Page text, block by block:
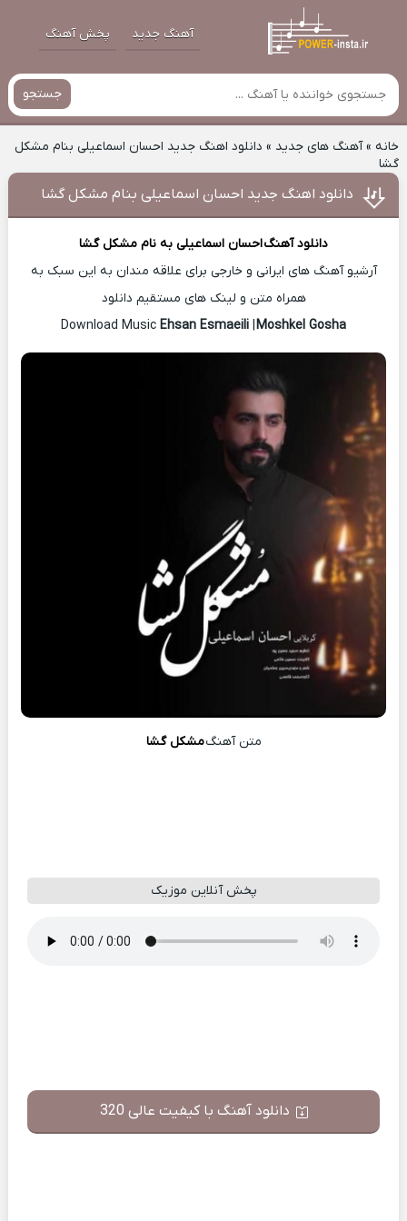
آهنگ جدید پخش آهنگ
جستجو
خانه»آهنگ های جدید » دانلود اهنگ جدید احسان اسماعیلی بنام مشکل
گشا
دانلود اهنگ جدید احسان اسماعیلی بنام مشکل گشا
دانلود آهنگاحسان اسماعیلی به نام مشکل گشا
آرشیو آهنگ های ایرانی و خارجی برای علاقه مندان به این سبک به
همراه متن و لینک های مستقیم دانلود
Download Music
Ehsan Esmaeili|Moshkel Gosha
متن آهنگمشکل گشا
پخش آنلاین موزیک
دانلود آهنگ با کیفیت عالی 320